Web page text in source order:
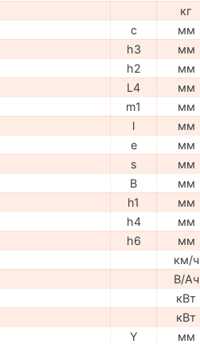
кг
c мм
h3 мм
h2 мм
L4 мм
m1 мм
l мм
e мм
s мм
B мм
h1 мм
h4 мм
h6 мм
км/ч
В/Ач
кВт
кВт
Y мм